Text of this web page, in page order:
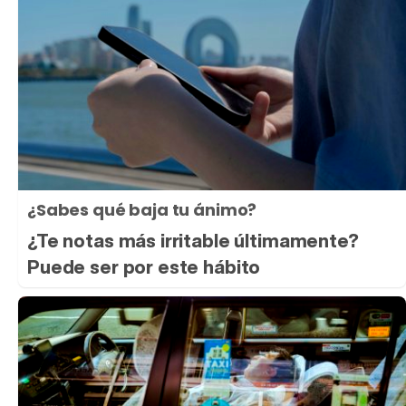
¿Sabes qué baja tu ánimo?
¿Te notas más irritable últimamente?
Puede ser por este hábito